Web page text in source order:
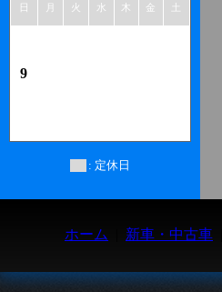
日 月 火 水 木 金
9
: 定休日
ホーム 新車・中古車